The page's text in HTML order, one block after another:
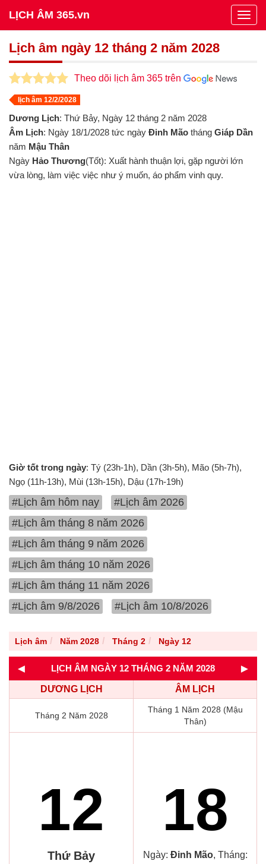
LỊCH ÂM 365.vn
Lịch âm ngày 12 tháng 2 năm 2028
Theo dõi lịch âm 365 trên
lịch âm 12/2/2028
Dương Lịch: Thứ Bảy, Ngày 12 tháng 2 năm 2028
Âm Lịch: Ngày 18/1/2028 tức ngày Đinh Mão tháng Giáp Dần
năm Mậu Thân
Ngày Hảo Thương(Tốt): Xuất hành thuận lợi, gặp người lớn
vừa lòng, làm việc việc như ý muốn, áo phẩm vinh quy.
Giờ tốt trong ngày: Tý (23h-1h), Dần (3h-5h), Mão (5h-7h),
Ngọ (11h-13h), Mùi (13h-15h), Dậu (17h-19h)
#Lịch âm hôm nay
#Lịch âm 2026
#Lịch âm tháng 8 năm 2026
#Lịch âm tháng 9 năm 2026
#Lịch âm tháng 10 năm 2026
#Lịch âm tháng 11 năm 2026
#Lịch âm 9/8/2026
#Lịch âm 10/8/2026
Lịch âm Năm 2028 Tháng 2 Ngày 12
◄ LỊCH ÂM NGÀY 12 THÁNG 2 NĂM 2028 ►
DƯƠNG LỊCH ÂM LỊCH
Tháng 2 Năm 2028
Tháng 1 Năm 2028 (Mậu
Thân)
12
Thứ Bảy
18
Ngày: Đinh Mão, Tháng: